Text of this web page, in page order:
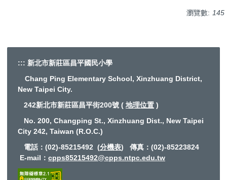
瀏覽數: 145
::: 新北市新莊區昌平國民小學
Chang Ping Elementary School, Xinzhuang District,
New Taipei City.
242新北市新莊區昌平街200號 ( 地理位置 )
No. 200, Changping St., Xinzhuang Dist., New Taipei
City 242, Taiwan (R.O.C.)
電話：(02)-85215492 (分機表) 傳真：(02)-85223824
E-mail ： cpps85215492@cpps.ntpc.edu.tw